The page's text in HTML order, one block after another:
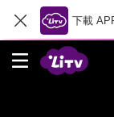
下載